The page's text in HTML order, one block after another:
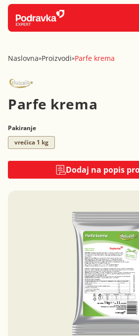
Naslovna»Proizvodi»Parfe krema
Parfe krema
Pakiranje
vrećica 1 kg
Dodaj na popis